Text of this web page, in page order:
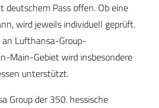
deutschem Pass offen. Ob eine
wird jeweils individuell geprüft.
Lufthansa-Group-
Main-Gebiet wird insbesondere
unterstützt.
Group der 350. hessische